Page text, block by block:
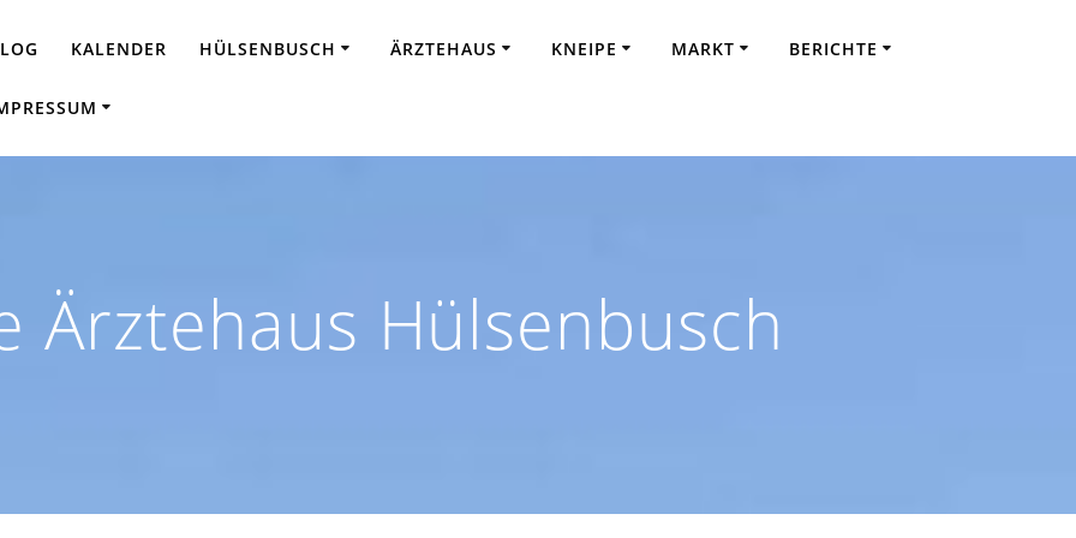
KALENDER HÜLSENBUSCH ÄRZTEHAUS KNEIPE MARKT BERICHTE
Ärztehaus Hülsenbusch